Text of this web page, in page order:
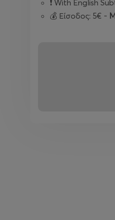
❗️ With English
💰 Είσοδος: 5€ -